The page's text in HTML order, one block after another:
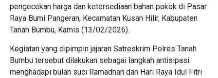
pengecekan harga dan ketersediaan bahan pokok di Pasar
Raya Bumi Pangeran, Kecamatan Kusan Hilir, Kabupaten
Tanah Bumbu, Kamis (13/02/2026).
Kegiatan yang dipimpin jajaran Satreskrim Polres Tanah
Bumbu tersebut dilakukan sebagai langkah antisipasi
menghadapi bulan suci Ramadhan dan Hari Raya Idul Fitri